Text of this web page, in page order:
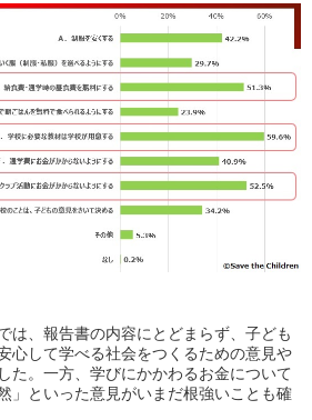
は、報告書の内容にとどまらず、子ども
心して学べる社会をつくるための意見や
た。一方、学びにかかわるお金について
」といった意見がいまだ根強いことも確